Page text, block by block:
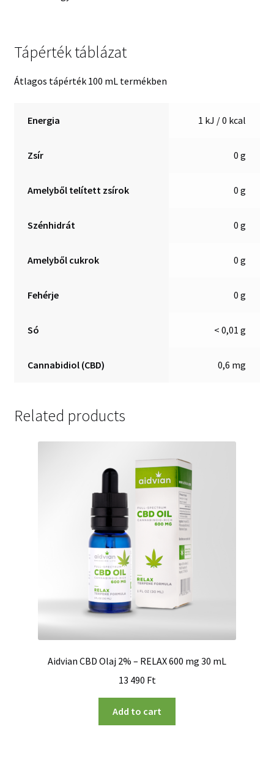
Tápérték táblázat
Átlagos tápérték 100 mL termékben
Energia 1 kJ / 0 kcal
Zsír 0 g
Amelyből telített zsírok 0 g
Szénhidrát 0 g
Amelyből cukrok 0 g
Fehérje 0 g
Só < 0,01 g
Cannabidiol (CBD) 0,6 mg
Related products
Aidvian CBD Olaj 2% – RELAX 600 mg 30 mL
13 490 Ft
Add to cart